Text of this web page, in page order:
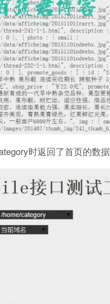
时返回了首页的数